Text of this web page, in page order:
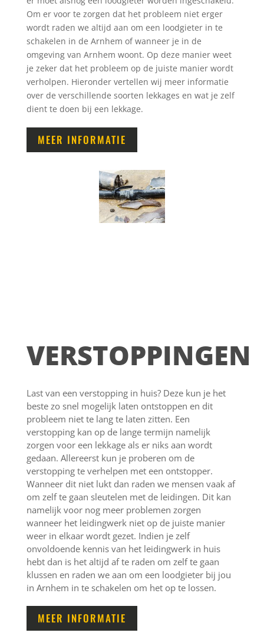
Om er voor te zorgen dat het probleem niet erger
wordt raden we altijd aan om een loodgieter in te
schakelen in de Arnhem of wanneer je in de
omgeving van Arnhem woont. Op deze manier weet
je zeker dat het probleem op de juiste manier wordt
verholpen. Hieronder vertellen wij meer informatie
over de verschillende soorten lekkages en wat je zelf
dient te doen bij een lekkage.
MEER INFORMATIE
VERSTOPPINGEN
Last van een verstopping in huis? Deze kun je het
beste zo snel mogelijk laten ontstoppen en dit
probleem niet te lang te laten zitten. Een
verstopping kan op de lange termijn namelijk
zorgen voor een lekkage als er niks aan wordt
gedaan. Allereerst kun je proberen om de
verstopping te verhelpen met een ontstopper.
Wanneer dit niet lukt dan raden we mensen vaak af
om zelf te gaan sleutelen met de leidingen. Dit kan
namelijk voor nog meer problemen zorgen
wanneer het leidingwerk niet op de juiste manier
weer in elkaar wordt gezet. Indien je zelf
onvoldoende kennis van het leidingwerk in huis
hebt dan is het altijd af te raden om zelf te gaan
klussen en raden we aan om een loodgieter bij jou
in Arnhem in te schakelen om het op te lossen.
MEER INFORMATIE